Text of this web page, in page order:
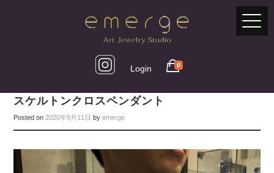
Login 0
スケルトンクロスペンダント
Posted on2020年9月11日 byemerge